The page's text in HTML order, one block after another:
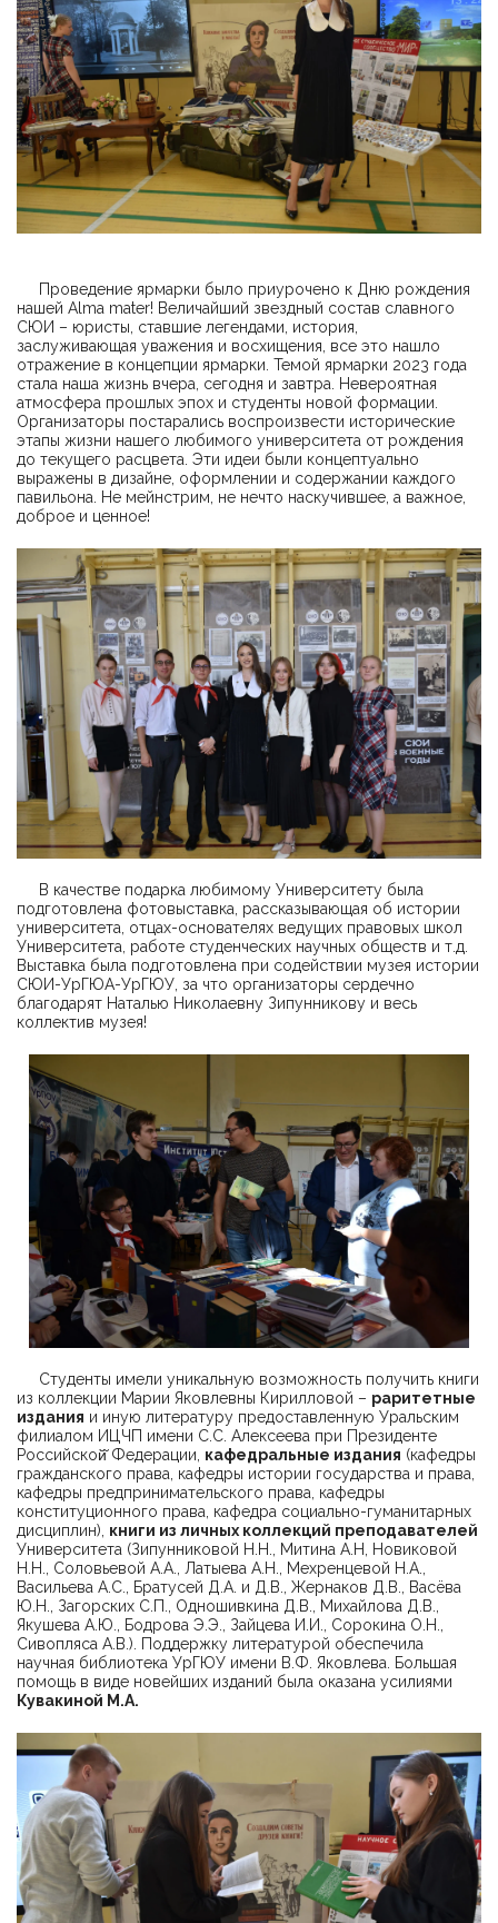
Проведение ярмарки было приурочено к Дню рождения
нашей Аlma mater! Величайший звездный состав славного
СЮИ – юристы, ставшие легендами, история,
заслуживающая уважения и восхищения, все это нашло
отражение в концепции ярмарки. Темой ярмарки 2023 года
стала наша жизнь вчера, сегодня и завтра. Невероятная
атмосфера прошлых эпох и студенты новой формации.
Организаторы постарались воспроизвести исторические
этапы жизни нашего любимого университета от рождения
до текущего расцвета. Эти идеи были концептуально
выражены в дизайне, оформлении и содержании каждого
павильона. Не мейнстрим, не нечто наскучившее, а важное,
доброе и ценное!
В качестве подарка любимому Университету была
подготовлена фотовыставка, рассказывающая об истории
университета, отцах-основателях ведущих правовых школ
Университета, работе студенческих научных обществ и т.д.
Выставка была подготовлена при содействии музея истории
СЮИ-УрГЮА-УрГЮУ, за что организаторы сердечно
благодарят Наталью Николаевну Зипунникову и весь
коллектив музея!
Студенты имели уникальную возможность получить книги
из коллекции Марии Яковлевны Кирилловой – раритетные
издания и иную литературу предоставленную Уральским
филиалом ИЦЧП имени С.С. Алексеева при Президенте
Российской̆ Федерации, кафедральные издания (кафедры
гражданского права, кафедры истории государства и права,
кафедры предпринимательского права, кафедры
конституционного права, кафедра социально-гуманитарных
дисциплин), книги из личных коллекций преподавателей
Университета (Зипунниковой Н.Н., Митина А.Н, Новиковой
Н.Н., Соловьевой А.А., Латыева А.Н., Мехренцевой Н.А.,
Васильева А.С., Братусей Д.А. и Д.В., Жернаков Д.В., Васёва
Ю.Н., Загорских С.П., Одношивкина Д.В., Михайлова Д.В.,
Якушева А.Ю., Бодрова Э.Э., Зайцева И.И., Сорокина О.Н.,
Сивопляса А.В.). Поддержку литературой обеспечила
научная библиотека УрГЮУ имени В.Ф. Яковлева. Большая
помощь в виде новейших изданий была оказана усилиями
Кувакиной М.А.